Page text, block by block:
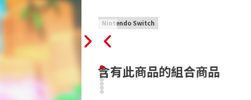
Nintendo Switch
含有此商品的組合商品